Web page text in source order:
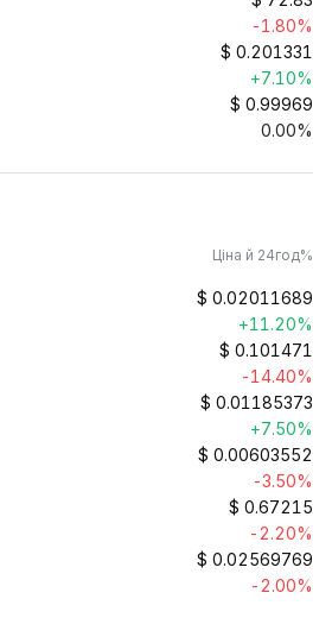
-1.80%
$ 0.201331
+7.10%
$ 0.99969
0.00%
Ціна й 24год%
$ 0.02011689
+11.20%
$ 0.101471
-14.40%
$ 0.01185373
+7.50%
$ 0.00603552
-3.50%
$ 0.67215
-2.20%
$ 0.02569769
-2.00%